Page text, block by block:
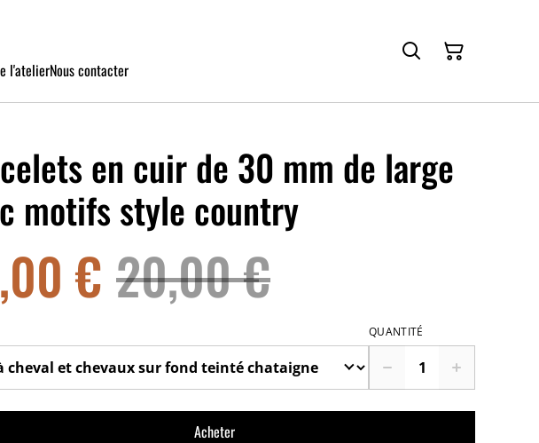
l'atelierNous contacter
en cuir de 30 mm de large
motifs style country
€ 20,00 €
QUANTITÉ
Acheter